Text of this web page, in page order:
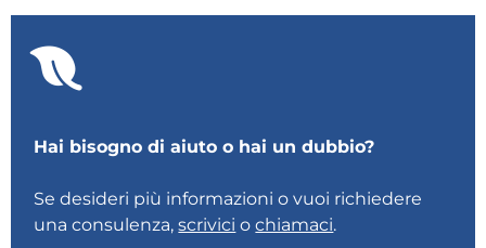
Hai bisogno di aiuto o hai un dubbio?
Se desideri più informazioni o vuoi richiedere
una consulenza,scrivici ochiamaci.